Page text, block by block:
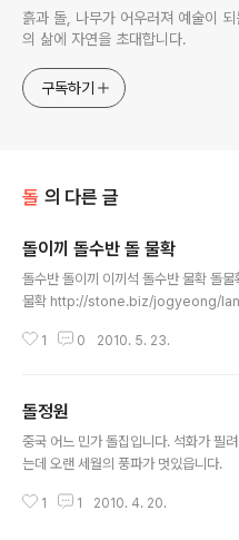
흙과 돌, 나무가 어우러져 예술이
의 삶에 자연을 초대합니다.
구독하기
돌 의 다른 글
돌이끼 돌수반 돌 물확
돌수반 돌이끼 이끼석 돌수반 물확 돌
물확 http://stone.biz/jogyeong/
1 0 2010. 5. 23.
돌정원
중국 어느 민가 돌집입니다. 석화가 필
는데 오랜 세월의 풍파가 멋있읍니다.
1 1 2010. 4. 20.